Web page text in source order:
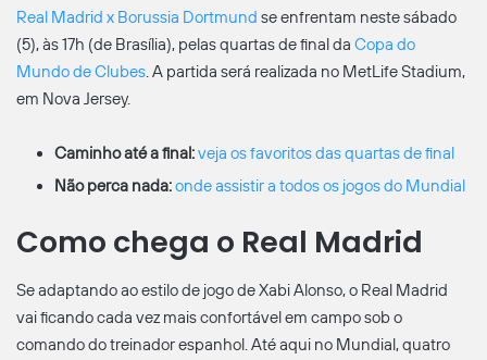
Real Madrid x Borussia Dortmund se enfrentam neste sábado
(5), às 17h (de Brasília), pelas quartas de final da Copa do
Mundo de Clubes. A partida será realizada no MetLife Stadium,
em Nova Jersey.
Caminho até a final:veja os favoritos das quartas de final
Não perca nada:onde assistir a todos os jogos do Mundial
Como chega o Real Madrid
Se adaptando ao estilo de jogo de Xabi Alonso, o Real Madrid
vai ficando cada vez mais confortável em campo sob o
comando do treinador espanhol. Até aqui no Mundial, quatro